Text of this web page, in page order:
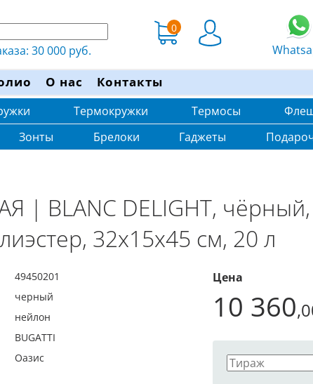
30 000 руб.
0
О нас Контакты
Термокружки Термосы
Зонты Брелоки Гаджеты
| BLANC DELIGHT,
32х15х45 см, 20 л
Цена
10 360
49450201
черный
нейлон
BUGATTI
Оазис